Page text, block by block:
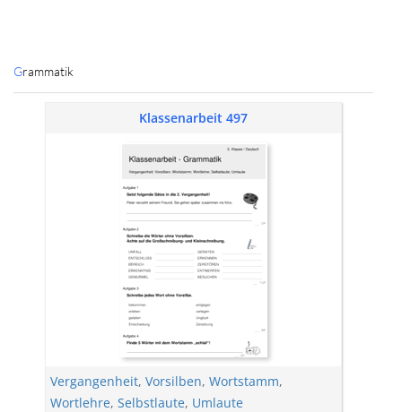
Grammatik
Klassenarbeit 497
Vergangenheit, Vorsilben, Wortstamm,
Wortlehre, Selbstlaute, Umlaute